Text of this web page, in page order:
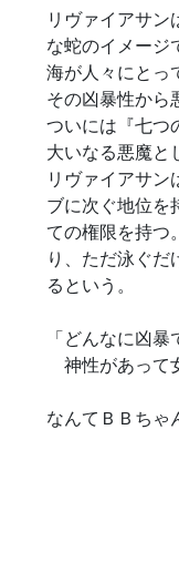
リヴァイアサン
な蛇のイメージ
海が人々にとっ
その凶暴性から
ついには『七つ
大いなる悪魔と
リヴァイアサン
ブに次ぐ地位を
ての権限を持つ
り、ただ泳ぐだ
るという。
「どんなに凶暴
神性があって
なんてＢＢちゃ